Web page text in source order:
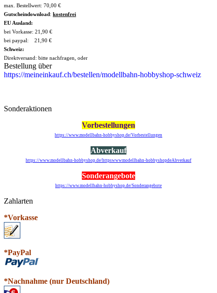
max. Bestellwert: 70,00 €
Gutscheindownload: kostenfrei
EU Ausland:
bei Vorkasse: 21,90 €
bei paypal: 21,90 €
Schweiz:
Direktversand: bitte nachfragen, oder
Bestellung über
https://meineinkauf.ch/bestellen/modellbahn-hobbyshop-schweiz
Sonderaktionen
Vorbestellungen
https://www.modellbahn-hobbyshop.de/Vorbestellungen
Abverkauf
https://www.modellbahn-hobbyshop.de/httpswwwmodellbahn-hobbyshopdeAbverkauf
Sonderangebote
https://www.modellbahn-hobbyshop.de/Sonderangebote
Zahlarten
*Vorkasse
*PayPal
*Nachnahme (nur Deutschland)